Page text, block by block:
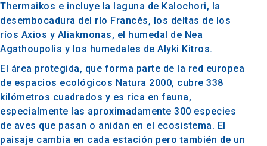
Thermaikos e incluye la laguna de Kalochori, la
desembocadura del río Francés, los deltas de los
ríos Axios y Aliakmonas, el humedal de Nea
Agathoupolis y los humedales de Alyki Kitros.
El área protegida, que forma parte de la red europea
de espacios ecológicos Natura 2000, cubre 338
kilómetros cuadrados y es rica en fauna,
especialmente las aproximadamente 300 especies
de aves que pasan o anidan en el ecosistema. El
paisaje cambia en cada estación pero también de un